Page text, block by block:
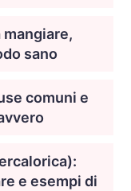
sano
comuni e
e esempi di